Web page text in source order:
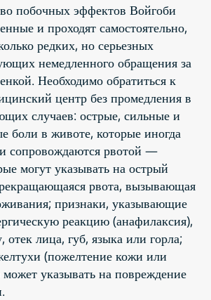
побочных эффектов Войгоби
и проходят самостоятельно,
редких, но серьезных
немедленного обращения за
Необходимо обратиться к
центр без промедления в
случаев: острые, сильные и
боли в животе, которые иногда
сопровождаются рвотой —
могут указывать на острый
рвота, вызывающая
признаки, указывающие
реакцию (анафилаксия),
лица, губ, языка или горла;
(пожелтение кожи или
может указывать на повреждение